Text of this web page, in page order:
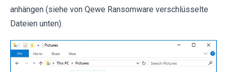
anhängen (siehe von Qewe Ransomware verschlüsselte
Dateien unten).